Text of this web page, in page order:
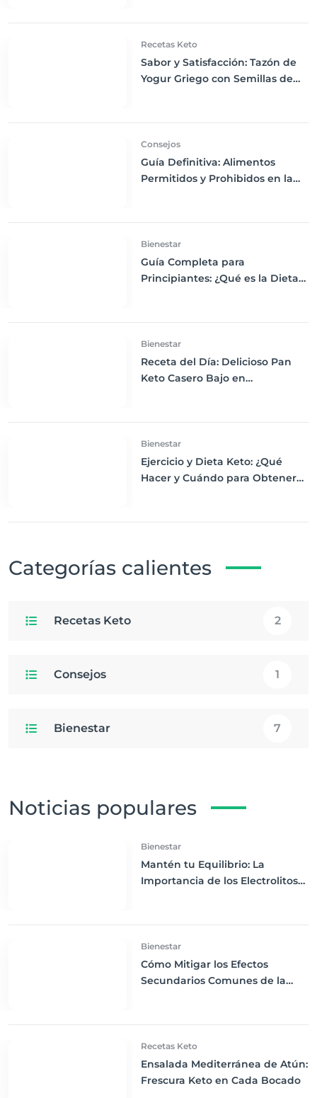
Recetas Keto
Sabor y Satisfacción: Tazón de
Yogur Griego con Semillas de
Consejos
Guía Definitiva: Alimentos
Permitidos y Prohibidos en la
Bienestar
Guía Completa para
Principiantes: ¿Qué es la Dieta
Bienestar
Receta del Día: Delicioso Pan
Keto Casero Bajo en
Bienestar
Ejercicio y Dieta Keto: ¿Qué
Hacer y Cuándo para Obtener
Categorías calientes
Recetas Keto 2
Consejos 1
Bienestar 7
Noticias populares
Bienestar
Mantén tu Equilibrio: La
Importancia de los Electrolitos
Bienestar
Cómo Mitigar los Efectos
Secundarios Comunes de la
Recetas Keto
Ensalada Mediterránea de Atún:
Frescura Keto en Cada Bocado